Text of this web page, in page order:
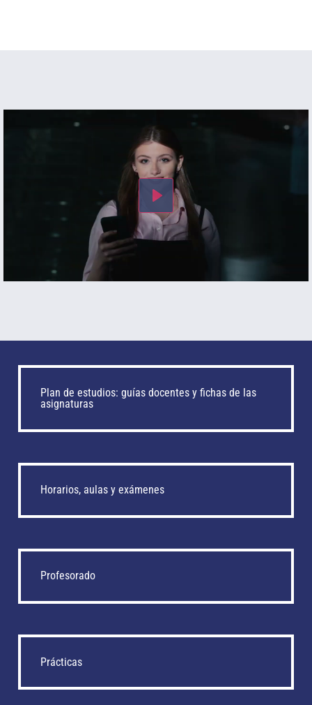
Play
Plan de estudios: guías docentes y fichas de las
asignaturas
Horarios, aulas y exámenes
Profesorado
Prácticas